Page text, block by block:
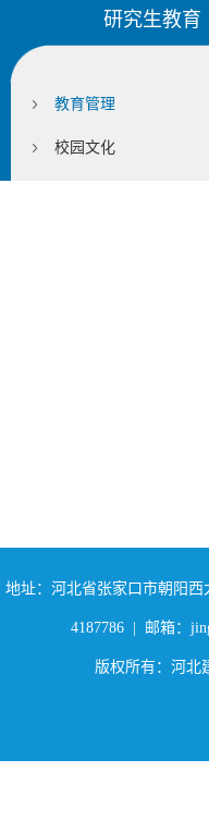
研究生教育
教育管理
校园文化
地址：河北省张家口市朝阳
4187786 | 邮箱：
版权所有：河北